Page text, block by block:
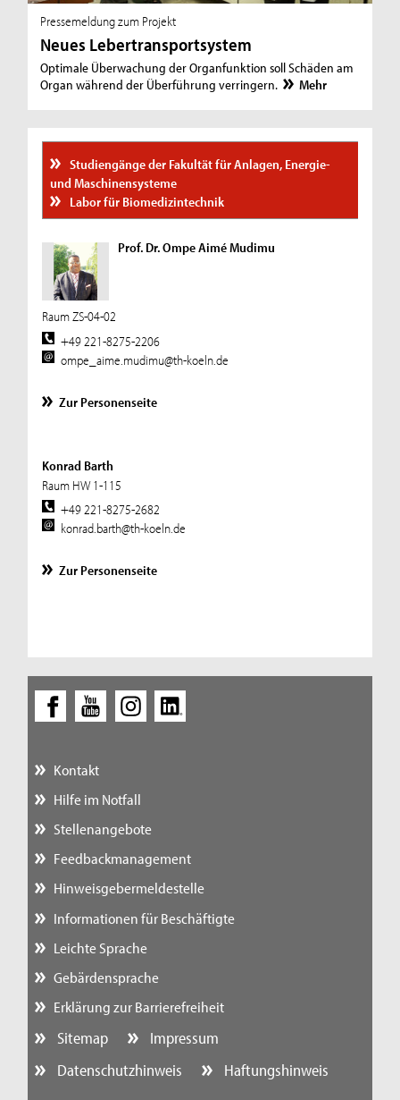
Pressemeldung zum Projekt
Neues Lebertransportsystem
Optimale Überwachung der Organfunktion soll Schäden am
Organ während der Überführung verringern.
Mehr
Studiengänge der Fakultät für Anlagen, Energie-
und Maschinensysteme
Labor für Biomedizintechnik
Prof. Dr. Ompe Aimé Mudimu
Raum ZS-04-02
+49 221-8275-2206
ompe_aime.mudimu@th-koeln.de
Zur Personenseite
Konrad Barth
Raum HW 1-115
+49 221-8275-2682
konrad.barth@th-koeln.de
Zur Personenseite
Kontakt
Hilfe im Notfall
Stellenangebote
Feedbackmanagement
Hinweisgebermeldestelle
Informationen für Beschäftigte
Leichte Sprache
Gebärdensprache
Erklärung zur Barrierefreiheit
Sitemap
Impressum
Datenschutzhinweis
Haftungshinweis